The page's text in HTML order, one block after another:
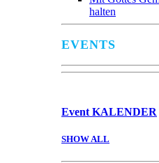
halten
EVENTS
Event KALENDER
SHOW ALL